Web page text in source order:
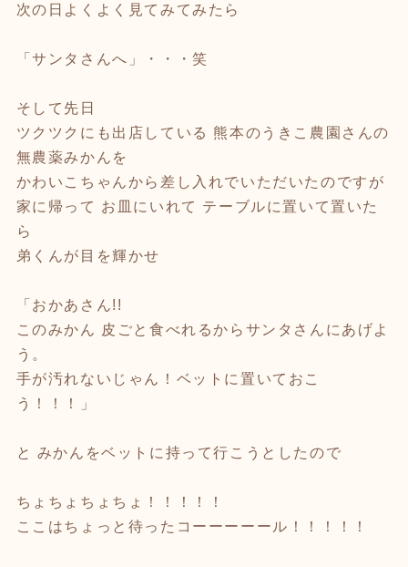
次の日よくよく見てみてみたら
「サンタさんへ」・・・笑
そして先日
ツクツクにも出店している 熊本のうきこ農園さんの
無農薬みかんを
かわいこちゃんから差し入れでいただいたのですが
家に帰って お皿にいれて テーブルに置いて置いた
ら
弟くんが目を輝かせ
「おかあさん!!
このみかん 皮ごと食べれるからサンタさんにあげよ
う。
手が汚れないじゃん！ベットに置いておこ
う！！！」
と みかんをベットに持って行こうとしたので
ちょちょちょちょ！！！！！
ここはちょっと待ったコーーーーール！！！！！